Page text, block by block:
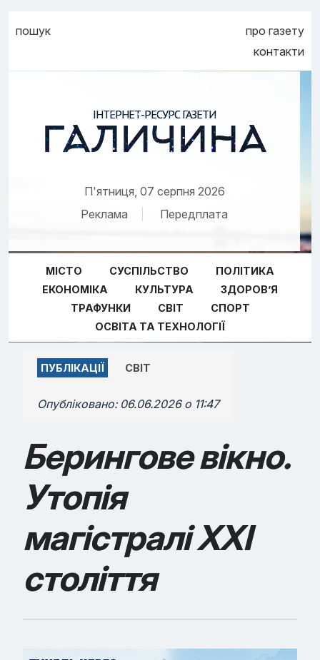
пошук
про газету
контакти
ІНТЕРНЕТ-РЕСУРС ГАЗЕТИ
ГАЛИЧИНА
П'ятниця, 07 серпня 2026
Реклама
Передплата
МІСТО СУСПІЛЬСТВО
ПОЛІТИКА
ЕКОНОМІКА
КУЛЬТУРА
ЗДОРОВ’Я
ТРАФУНКИ
СВІТ
СПОРТ
ОСВІТА ТА ТЕХНОЛОГІЇ
ПУБЛІКАЦІЇ СВІТ
Опубліковано: 06.06.2026 о 11:47
Берингове вікно.
Утопія
магістралі ХХІ
століття